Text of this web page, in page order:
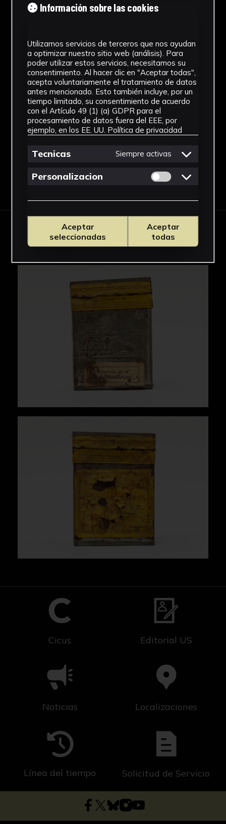
Materiales
Ubicación
Facultad de Farmacia
Dimensiones
6,2 x 4,9 x 4,9 cm
Ver más
IMÁGENES
Cicus Editorial US
Noticias Localizaciones
Línea del tiempo Solicitud de Servicio
Información sobre las cookies
Utilizamos servicios de terceros que nos ayudan
a optimizar nuestro sitio web (análisis). Para
poder utilizar estos servicios, necesitamos su
consentimiento. Al hacer clic en "Aceptar todas",
acepta voluntariamente el tratamiento de datos
antes mencionado. Esto también incluye, por un
tiempo limitado, su consentimiento de acuerdo
con el Artículo 49 (1) (a) GDPR para el
procesamiento de datos fuera del EEE, por
ejemplo, en los EE. UU. Política de privacidad
Tecnicas Siempre activas
Personalizacion Permitir cookies
Aceptar
seleccionadas
Aceptar
todas